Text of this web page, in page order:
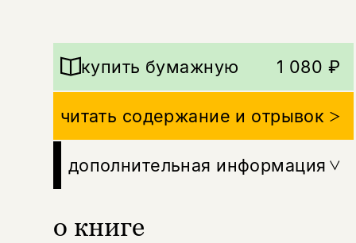
о книге
купить бумажную 1 080 ₽
читать содержание и отрывок
дополнительная информация